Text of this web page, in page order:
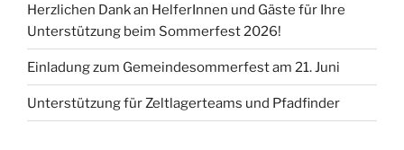
Herzlichen Dank an HelferInnen und Gäste für Ihre
Unterstützung beim Sommerfest 2026!
Einladung zum Gemeindesommerfest am 21. Juni
Unterstützung für Zeltlagerteams und Pfadfinder